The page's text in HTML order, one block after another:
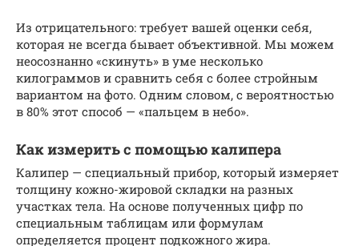
Из отрицательного: требует вашей оценки себя,
которая не всегда бывает объективной. Мы можем
неосознанно «скинуть» в уме несколько
килограммов и сравнить себя с более стройным
вариантом на фото. Одним словом, с вероятностью
в 80% этот способ — «пальцем в небо».
Как измерить с помощью калипера
Калипер — специальный прибор, который измеряет
толщину кожно-жировой складки на разных
участках тела. На основе полученных цифр по
специальным таблицам или формулам
определяется процент подкожного жира.